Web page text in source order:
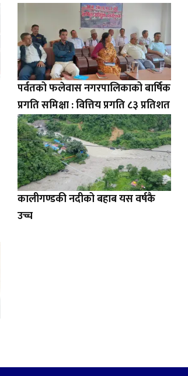
पर्वतको फलेवास नगरपालिकाको बार्षिक
प्रगति समिक्षा : वित्तिय प्रगति ८३ प्रतिशत
कालीगण्डकी नदीको बहाब यस वर्षकै
उच्च